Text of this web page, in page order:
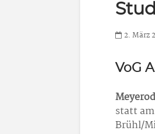
2. März
VoG
statt
Brühl/